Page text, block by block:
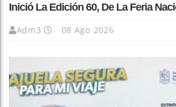
Inició La Edición 60, De La Feria
Adm3 08 Ago 2026